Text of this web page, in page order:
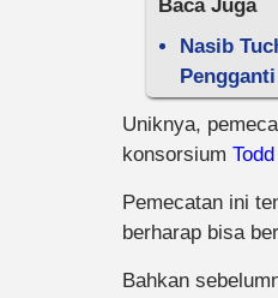
Baca Juga
Nasib
Pengganti
Uniknya,
konsorsium
Pemecatan ini
berharap bisa
Bahkan